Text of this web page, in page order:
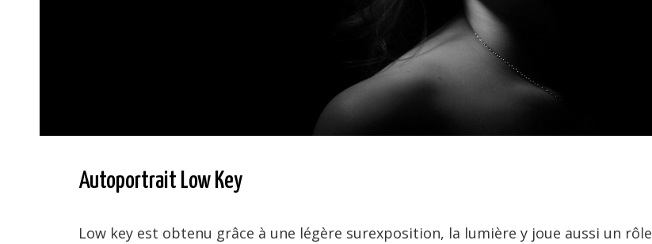
Autoportrait Low Key
Low key est obtenu grâce à une légère surexposition, la lumière y joue aussi un rôle